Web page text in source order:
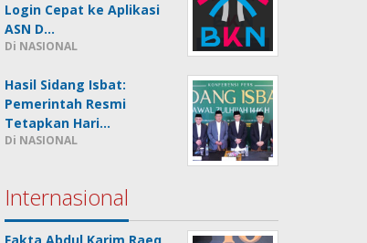
Login Cepat ke Aplikasi
ASN D…
Di NASIONAL
Hasil Sidang Isbat:
Pemerintah Resmi
Tetapkan Hari…
Di NASIONAL
Internasional